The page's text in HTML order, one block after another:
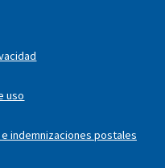
uso
indemnizaciones postales